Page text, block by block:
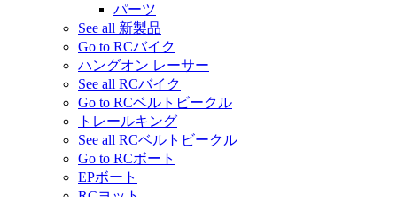
パーツ
See all 新製品
Go to RCバイク
ハングオン レーサー
See all RCバイク
Go to RCベルトビークル
トレールキング
See all RCベルトビークル
Go to RCボート
EPボート